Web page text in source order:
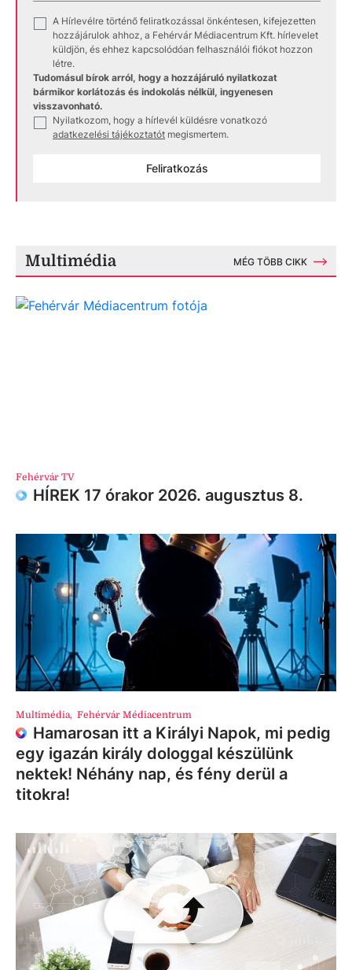
A Hírlevélre történő feliratkozással önkéntesen, kifejezetten
hozzájárulok ahhoz, a Fehérvár Médiacentrum Kft. hírlevelet
küldjön, és ehhez kapcsolódóan felhasználói fiókot hozzon
létre.
Tudomásul bírok arról, hogy a hozzájáruló nyilatkozat
bármikor korlátozás és indokolás nélkül, ingyenesen
visszavonható.
Nyilatkozom, hogy a hírlevél küldésre vonatkozó
adatkezelési tájékoztatót megismertem.
Feliratkozás
Multimédia MÉG TÖBB CIKK
Fehérvár TV
HÍREK 17 órakor 2026. augusztus 8.
Multimédia, Fehérvár Médiacentrum
Hamarosan itt a Királyi Napok, mi pedig
egy igazán király dologgal készülünk
nektek! Néhány nap, és fény derül a
titokra!